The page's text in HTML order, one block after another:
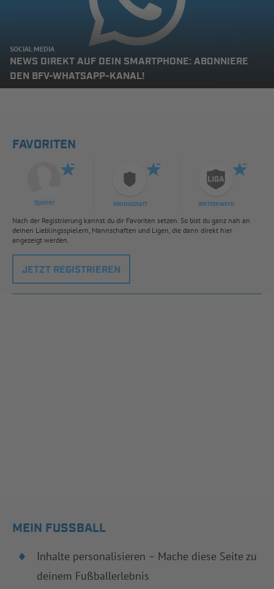
SOCIAL MEDIA
NEWS DIREKT AUF DEIN SMARTPHONE: ABONNIERE
DEN BFV-WHATSAPP-KANAL!
FAVORITEN
Spieler Mannschaft Wettbewerb
Nach der Registrierung kannst du dir Favoriten setzen. So bist du ganz nah an
deinen Lieblingsspielern, Mannschaften und Ligen, die dann direkt hier
angezeigt werden.
JETZT REGISTRIEREN
MEIN FUSSBALL
Inhalte personalisieren – Mache diese Seite zu
deinem Fußballerlebnis